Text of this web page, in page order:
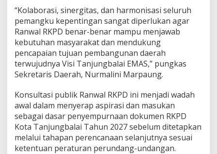
“Kolaborasi, sinergitas, dan harmonisasi seluruh
pemangku kepentingan sangat diperlukan agar
Ranwal RKPD benar-benar mampu menjawab
kebutuhan masyarakat dan mendukung
pencapaian tujuan pembangunan daerah
terwujudnya Visi Tanjungbalai EMAS,” pungkas
Sekretaris Daerah, Nurmalini Marpaung.
Konsultasi publik Ranwal RKPD ini menjadi wadah
awal dalam menyerap aspirasi dan masukan
sebagai dasar penyempurnaan dokumen RKPD
Kota Tanjungbalai Tahun 2027 sebelum ditetapkan
melalui tahapan perencanaan selanjutnya sesuai
ketentuan peraturan perundang-undangan.